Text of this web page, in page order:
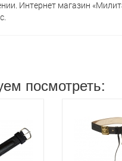
Интернет магазин
посмотреть: